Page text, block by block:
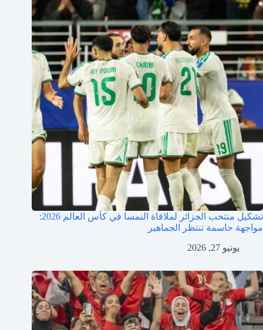
تشكيل منتخب الجزائر لملاقاة النمسا في كأس العالم 2026:
مواجهة حاسمة تنتظر الجماهير
يونيو 27, 2026